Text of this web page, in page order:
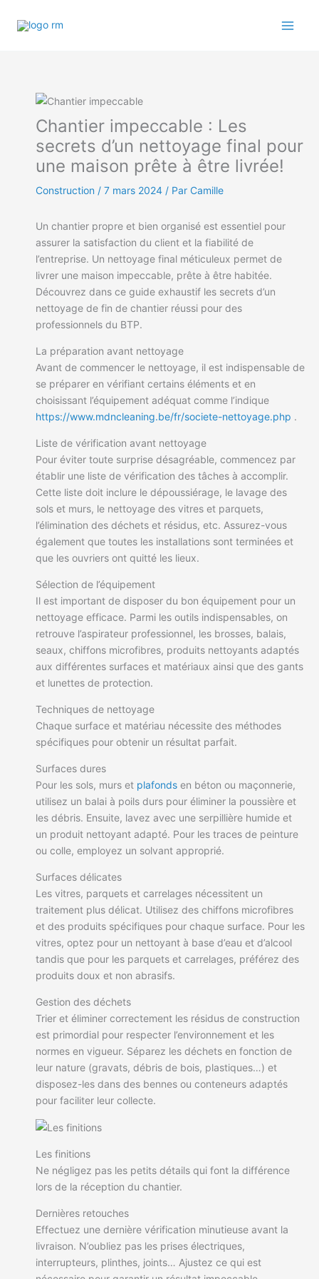
Chantier impeccable : Les
secrets d’un nettoyage final pour
une maison prête à être livrée!
Construction / 7 mars 2024 / Par Camille
Un chantier propre et bien organisé est essentiel pour
assurer la satisfaction du client et la fiabilité de
l’entreprise. Un nettoyage final méticuleux permet de
livrer une maison impeccable, prête à être habitée.
Découvrez dans ce guide exhaustif les secrets d’un
nettoyage de fin de chantier réussi pour des
professionnels du BTP.
La préparation avant nettoyage
Avant de commencer le nettoyage, il est indispensable de
se préparer en vérifiant certains éléments et en
choisissant l’équipement adéquat comme l’indique
https://www.mdncleaning.be/fr/societe-nettoyage.php .
Liste de vérification avant nettoyage
Pour éviter toute surprise désagréable, commencez par
établir une liste de vérification des tâches à accomplir.
Cette liste doit inclure le dépoussiérage, le lavage des
sols et murs, le nettoyage des vitres et parquets,
l’élimination des déchets et résidus, etc. Assurez-vous
également que toutes les installations sont terminées et
que les ouvriers ont quitté les lieux.
Sélection de l’équipement
Il est important de disposer du bon équipement pour un
nettoyage efficace. Parmi les outils indispensables, on
retrouve l’aspirateur professionnel, les brosses, balais,
seaux, chiffons microfibres, produits nettoyants adaptés
aux différentes surfaces et matériaux ainsi que des gants
et lunettes de protection.
Techniques de nettoyage
Chaque surface et matériau nécessite des méthodes
spécifiques pour obtenir un résultat parfait.
Surfaces dures
Pour les sols, murs et plafonds en béton ou maçonnerie,
utilisez un balai à poils durs pour éliminer la poussière et
les débris. Ensuite, lavez avec une serpillière humide et
un produit nettoyant adapté. Pour les traces de peinture
ou colle, employez un solvant approprié.
Surfaces délicates
Les vitres, parquets et carrelages nécessitent un
traitement plus délicat. Utilisez des chiffons microfibres
et des produits spécifiques pour chaque surface. Pour les
vitres, optez pour un nettoyant à base d’eau et d’alcool
tandis que pour les parquets et carrelages, préférez des
produits doux et non abrasifs.
Gestion des déchets
Trier et éliminer correctement les résidus de construction
est primordial pour respecter l’environnement et les
normes en vigueur. Séparez les déchets en fonction de
leur nature (gravats, débris de bois, plastiques…) et
disposez-les dans des bennes ou conteneurs adaptés
pour faciliter leur collecte.
Les finitions
Ne négligez pas les petits détails qui font la différence
lors de la réception du chantier.
Dernières retouches
Effectuez une dernière vérification minutieuse avant la
livraison. N’oubliez pas les prises électriques,
interrupteurs, plinthes, joints… Ajustez ce qui est